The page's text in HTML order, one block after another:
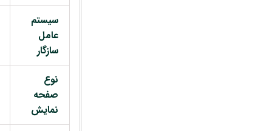
سیستم
عامل
سازگار
نوع
صفحه
نمایش